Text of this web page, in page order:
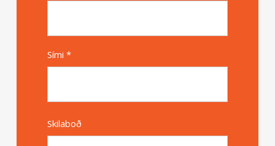
Sími *
Skilaboð